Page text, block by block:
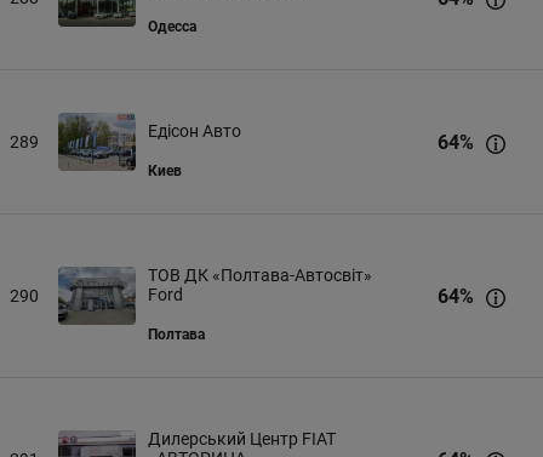
Одесса
289
Едісон Авто
Киев
64%
290
ТОВ ДК «Полтава-Автосвіт»
Ford
Полтава
64%
Дилерський Центр FIAT